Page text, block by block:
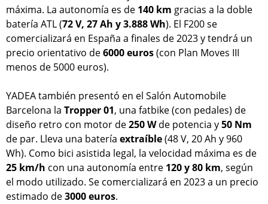
máxima. La autonomía es de 140 km gracias a la doble
batería ATL (72 V, 27 Ah y 3.888 Wh). El F200 se
comercializará en España a finales de 2023 y tendrá un
precio orientativo de6000 euros(con Plan Moves III
menos de 5000 euros).
YADEA también presentó en el Salón Automobile
Barcelona la Tropper 01, una fatbike (con pedales) de
diseño retro con motor de250 Wde potencia y50 Nm
de par. Lleva una batería extraíble(48 V, 20 Ah y 960
Wh). Como bici asistida legal, la velocidad máxima es de
25 km/h con una autonomía entre 120 y 80 km, según
el modo utilizado. Se comercializará en 2023 a un precio
estimado de3000 euros.